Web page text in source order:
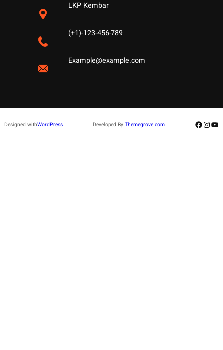
LKP Kembar
(+1)-123-456-789
Example@example.com
Designed withWordPress Developed By Themegrove.com